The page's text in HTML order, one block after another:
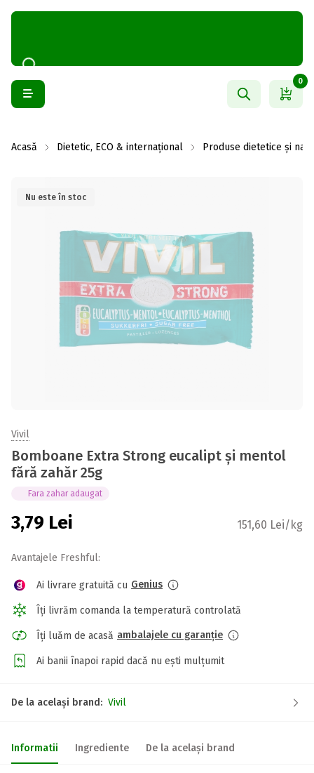
0
Acasă Dietetic, ECO & internațional Produse dietetice și
Nu este în stoc
Vivil
Bomboane Extra Strong eucalipt și mentol
fără zahăr 25g
Fara zahar adaugat
3,79 Lei 151,60 Lei/kg
Avantajele Freshful:
Ai livrare gratuită cu Genius
Îți livrăm comanda la temperatură controlată
Îți luăm de acasă ambalajele cu garanție
Ai banii înapoi rapid dacă nu ești mulțumit
De la același brand: Vivil
Informatii Ingrediente De la același brand